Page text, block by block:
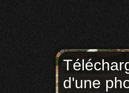
d'une